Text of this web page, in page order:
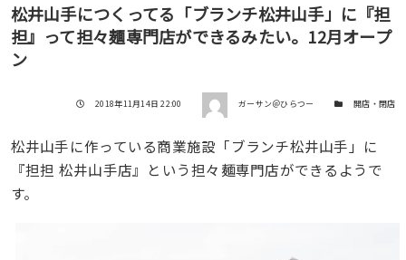
松井山手につくってる「ブランチ松井山手」に『担
担』って担々麺専門店ができるみたい。12月オープ
ン
投稿日
2018年11月14日 22:00 著者 ガーサン＠ひらつー カテゴリー開店・閉店
松井山手に作っている商業施設「ブランチ松井山手」に
『担担 松井山手店』という担々麺専門店ができるようで
す。